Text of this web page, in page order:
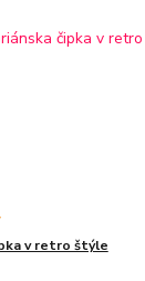
v retro štýle